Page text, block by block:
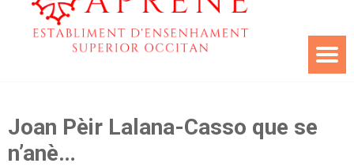
Joan Pèir Lalana-Casso que se
n’anè…